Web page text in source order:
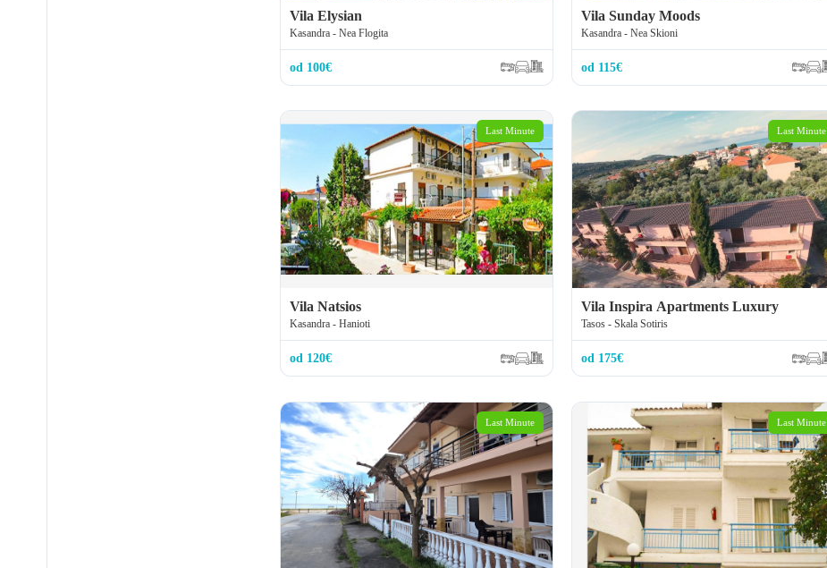
Vila Elysian
Kasandra - Nea Flogita
od 100€
Vila Sunday Moods
Kasandra - Nea Skioni
od 115€
Last Minute
Vila Natsios
Kasandra - Hanioti
od 120€
Last Minute
Vila Inspira Apartments Luxury
Tasos - Skala Sotiris
od 175€
Last Minute Last Minute